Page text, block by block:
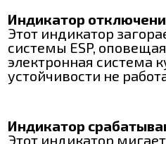
Индикатор
Этот индикатор
системы ESP,
электронная система
устойчивости не
Индикатор
Этот индикатор